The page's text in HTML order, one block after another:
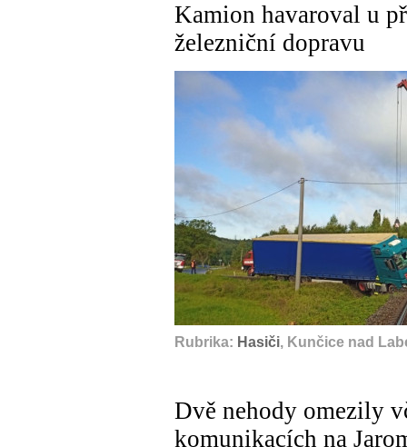
Kamion havaroval u
železniční dopravu
Rubrika: Hasiči, Kunčice nad
Dvě nehody omezily
komunikacích na